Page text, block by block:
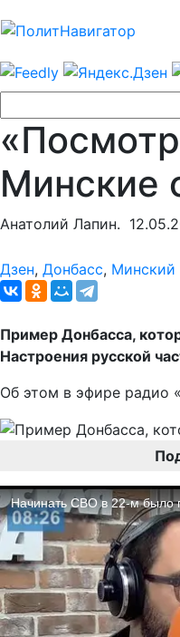
Минские
Анатолий Лапин.
Дзен, Донбасс, Минский
Пример Донбасса,
Настроения русской
Об этом в эфире радио